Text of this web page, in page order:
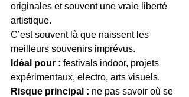
originales et souvent une vraie liberté
artistique.
C’est souvent là que naissent les
meilleurs souvenirs imprévus.
Idéal pour : festivals indoor, projets
expérimentaux, electro, arts visuels.
Risque principal : ne pas savoir où se